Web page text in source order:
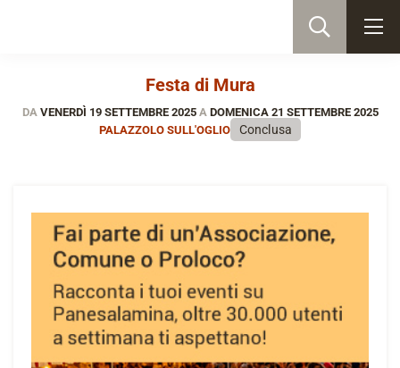
Festa di Mura
DAVENERDÌ 19 SETTEMBRE 2025 ADOMENICA 21 SETTEMBRE 2025
PALAZZOLO SULL'OGLIO
Conclusa